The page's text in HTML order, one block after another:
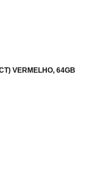
VERMELHO, 64GB